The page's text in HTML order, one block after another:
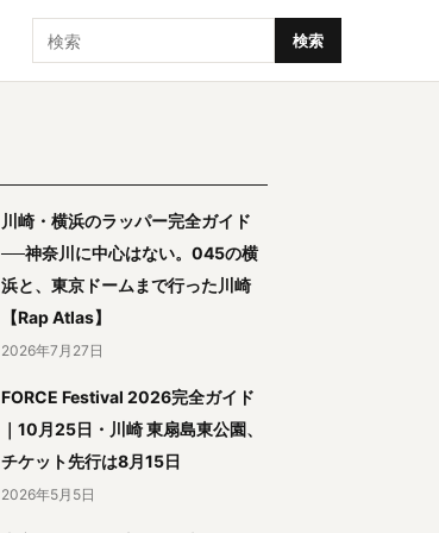
検索 検索
川崎・横浜のラッパー完全ガイド
──神奈川に中心はない。045の横
浜と、東京ドームまで行った川崎
【Rap Atlas】
2026年7月27日
FORCE Festival 2026完全ガイド
｜10月25日・川崎 東扇島東公園、
チケット先行は8月15日
2026年5月5日